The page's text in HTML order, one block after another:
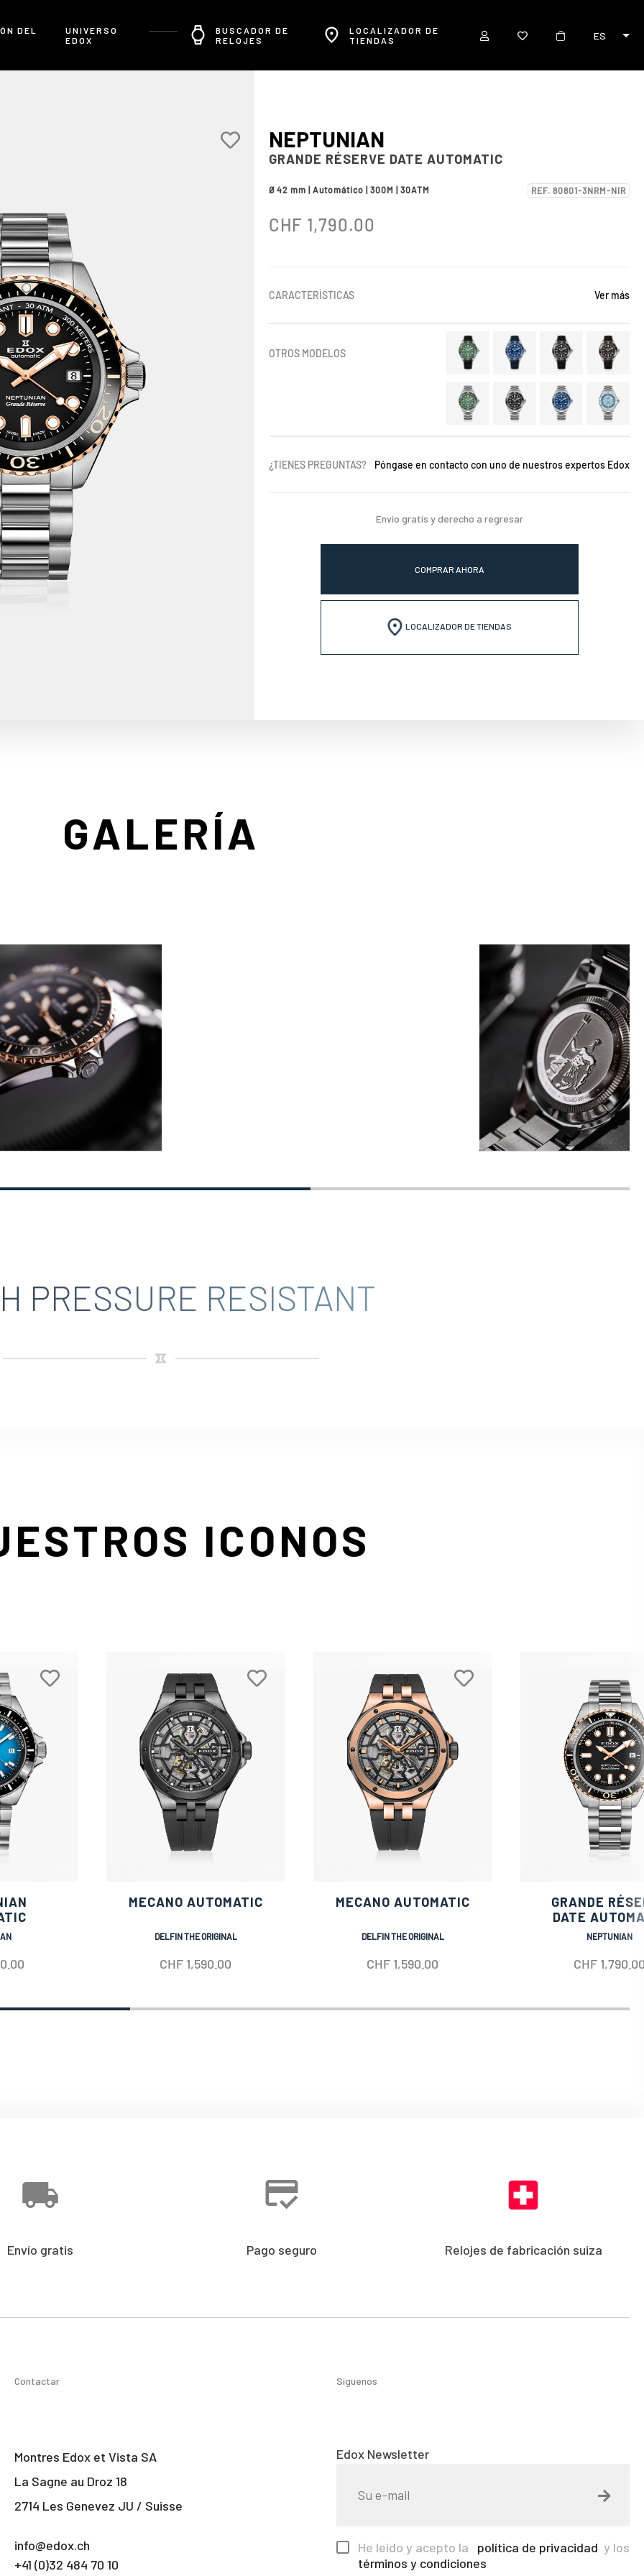
DEL
UNIVERSO
EDOX
BUSCADOR DE
RELOJES
LOCALIZADOR DE
TIENDAS
ES
NEPTUNIAN
GRANDE RÉSERVE DATE AUTOMATIC
Ø 42 mm | Automático | 300M | 30ATM REF. 80801-3NRM-NIR
CHF 1,790.00
CARACTERÍSTICAS Ver más
OTROS MODELOS
¿TIENES PREGUNTAS? Póngase en contacto con uno de nuestros expertos Edox
Envío gratis y derecho a regresar
COMPRAR AHORA
LOCALIZADOR DE TIENDAS
GALERÍA
PRESSURE RESISTANT
ICONOS
MECANO AUTOMATIC
DELFIN THE ORIGINAL
CHF 1,590.00
MECANO AUTOMATIC
DELFIN THE ORIGINAL
CHF 1,590.00
GRANDE
DATE
NEPTUNIAN
CHF
Envío gratis Pago seguro Relojes de fabricación suiza
Contactar
Montres Edox et Vista SA
La Sagne au Droz 18
2714 Les Genevez JU / Suisse
info@edox.ch
+41 (0)32 484 70 10
Síguenos
Edox Newsletter
He leído y acepto la política de privacidad y los
términos y condiciones